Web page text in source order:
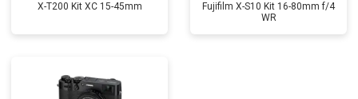
X-T200 Kit XC 15-45mm
Fujifilm X-S10 Kit 16-80mm f/4
WR